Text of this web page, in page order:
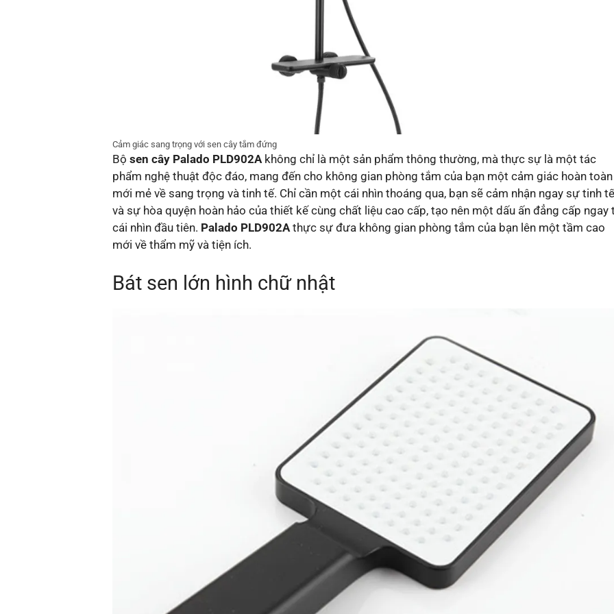
Cảm giác sang trọng với sen cây tắm đứng
Bộsen cây Palado PLD902Akhông chỉ là một sản phẩm thông thường, mà thực sự là một tác
phẩm nghệ thuật độc đáo, mang đến cho không gian phòng tắm của bạn một cảm giác hoàn toàn
mới mẻ về sang trọng và tinh tế. Chỉ cần một cái nhìn thoáng qua, bạn sẽ cảm nhận ngay sự tinh
và sự hòa quyện hoàn hảo của thiết kế cùng chất liệu cao cấp, tạo nên một dấu ấn đẳng cấp ngay
cái nhìn đầu tiên. Palado PLD902Athực sự đưa không gian phòng tắm của bạn lên một tầm cao
mới về thẩm mỹ và tiện ích.
Bát sen lớn hình chữ nhật